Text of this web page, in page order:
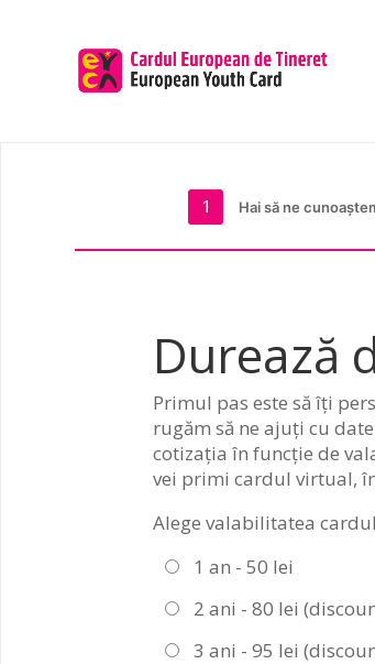
1 Hai să ne
Durează
Primul pas este să îți
rugăm să ne ajuți cu
cotizația în funcție de
vei primi cardul virtual,
Alege valabilitatea
1 an - 50 lei
2 ani - 80 lei
3 ani - 95 lei